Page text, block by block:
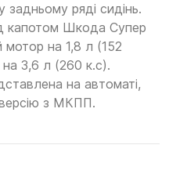
ряді сидінь.
капотом Шкода Супер
на 1,8 л (152
3,6 л (260 к.с).
на автоматі,
версію з МКПП.